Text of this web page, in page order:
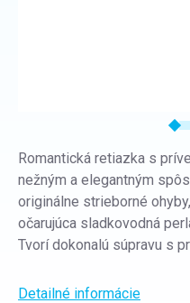
Romantická retiazka s
nežným a elegantným
originálne strieborné
očarujúca sladkovodná
Tvorí dokonalú súpravu s
Detailné informácie